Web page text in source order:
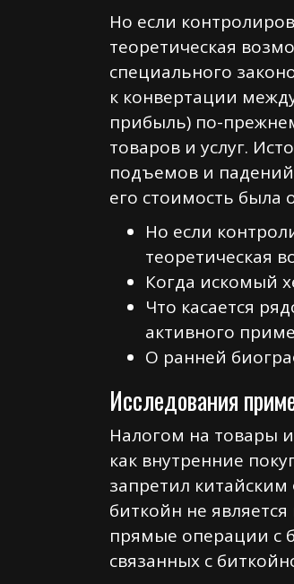
Но если
теоретическая
специального
к конвертации
прибыль) по-
товаров и услуг.
подъемов и
его стоимость была
Но если
теоретическая
Когда искомый
Что касается
активного
О ранней
Исследования
Налогом на товары
как внутренние
запретил
биткойн не
прямые операции с
связанных с